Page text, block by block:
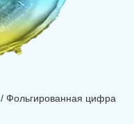
/ Фольгированная цифра